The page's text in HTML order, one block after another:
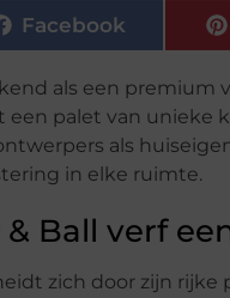
Facebook
als een premium
een palet van unieke
als
in elke ruimte.
Ball verf
zich door zijn rijke